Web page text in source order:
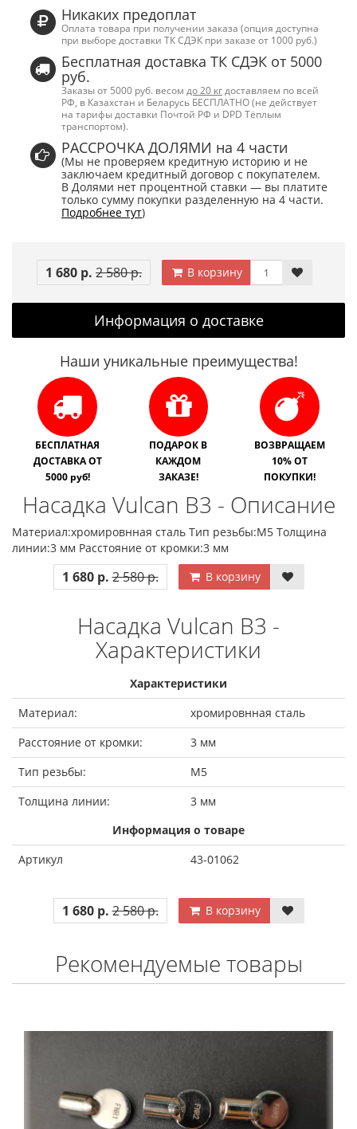
Никаких предоплат
Оплата товара при получении заказа (опция доступна
при выборе доставки ТК СДЭК при заказе от 1000 руб.)
Бесплатная доставка ТК СДЭК от 5000
руб.
Заказы от 5000 руб. весом до 20 кг доставляем по всей
РФ, в Казахстан и Беларусь БЕСПЛАТНО (не действует
на тарифы доставки Почтой РФ и DPD Тёплым
транспортом).
РАССРОЧКА ДОЛЯМИ на 4 части
(Мы не проверяем кредитную историю и не
заключаем кредитный договор с покупателем.
В Долями нет процентной ставки — вы платите
только сумму покупки разделенную на 4 части.
Подробнее тут)
1 680 р. 2 580 р. В корзину
Информация о доставке
Наши уникальные преимущества!
БЕСПЛАТНАЯ
ДОСТАВКА ОТ
5000 руб!
ПОДАРОК В
КАЖДОМ
ЗАКАЗЕ!
ВОЗВРАЩАЕМ
10% ОТ
ПОКУПКИ!
Насадка Vulcan B3 - Описание
Материал:хромировнная сталь Тип резьбы:М5 Толщина
линии:3 мм Расстояние от кромки:3 мм
1 680 р. 2 580 р. В корзину
Насадка Vulcan B3 -
Характеристики
Характеристики
Материал:
хромировнная сталь
Расстояние от кромки:
3 мм
Тип резьбы:
М5
Толщина линии:
3 мм
Информация о товаре
Артикул
43-01062
1 680 р. 2 580 р. В корзину
Рекомендуемые товары